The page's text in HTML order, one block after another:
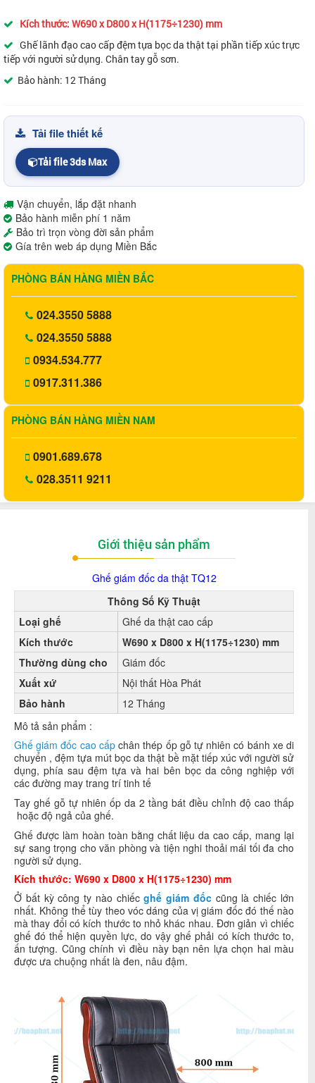
Kích thước: W690 x D800 x H(1175÷1230) mm
Ghế lãnh đạo cao cấp đệm tựa bọc da thật tại phần tiếp xúc trực
tiếp với người sử dụng. Chân tay gỗ sơn.
Bảo hành: 12 Tháng
Tải file thiết kế
Tải file 3ds Max
Vận chuyển, lắp đặt nhanh
Bảo hành miễn phí 1 năm
Bảo trì trọn vòng đời sản phẩm
Gía trên web áp dụng Miền Bắc
PHÒNG BÁN HÀNG MIỀN BẮC
024.3550 5888
024.3550 5888
0934.534.777
0917.311.386
PHÒNG BÁN HÀNG MIỀN NAM
0901.689.678
028.3511 9211
Giới thiệu sản phẩm
Ghế giám đốc da thậtTQ12
Thông Số Kỹ Thuật
Loại ghế
Ghế da thật cao cấp
Kích thước
W690 x D800 x H(1175÷1230) mm
Thường dùng cho
Giám đốc
Xuất xứ
Nội thất Hòa Phát
Bảo hành
12 Tháng
Mô tả sản phẩm :
Ghế giám đốc cao cấpchân thép ốp gỗ tự nhiên có bánh xe di
chuyển , đệm tựa mút bọc da thật bề mặt tiếp xúc với người sử
dụng, phía sau đệm tựa và hai bên bọc da công nghiệp với
các đường may trang trí tinh tế
Tay ghế gỗ tự nhiên ốp da 2 tầng bát điều chỉnh độ cao thấp
hoặc độ ngả của ghế.
Ghế được làm hoàn toàn bằng chất liệu da cao cấp, mang lại
sự sang trọng cho văn phòng và tiện nghi thoải mái tối đa cho
người sử dụng.
Kích thước: W690 x D800 x H(1175÷1230) mm
Ở bất kỳ công ty nào chiếcghế giám đốccũng là chiếc lớn
nhất. Không thể tùy theo vóc dáng của vị giám đốc đó thế nào
mà thay đổi có kích thước to nhỏ khác nhau. Đơn giản vì chiếc
ghế đó thể hiện quyền lực, do vậy ghế phải có kích thước to,
ấn tượng. Cũng chính vì điều này bạn nên lựa chọn hai màu
được ưa chuộng nhất là đen, nâu đậm.